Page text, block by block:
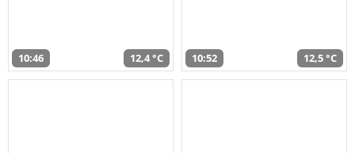
10:46 12,4 °C 10:52 12,5 °C